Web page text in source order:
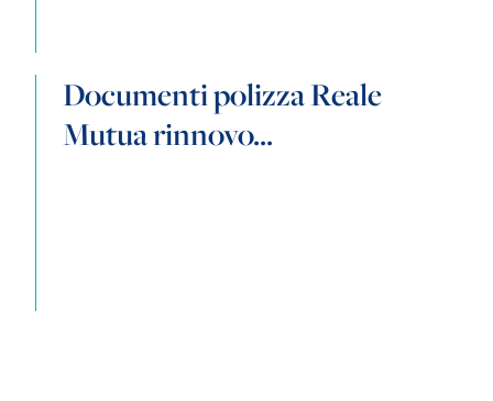
Documenti polizza Reale
Mutua rinnovo...